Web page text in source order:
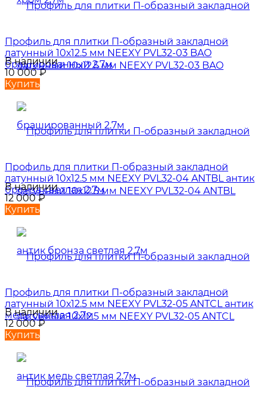
Профиль для плитки П-образный закладной
латунный 10х12.5 мм NEEXY PVL32-03 BAO
брашированный 2.7м
В наличии
10 000₽
Купить
Профиль для плитки П-образный закладной
латунный 10х12.5 мм NEEXY PVL32-04 ANTBL антик
бронза светлая 2.7м
В наличии
12 000₽
Купить
Профиль для плитки П-образный закладной
латунный 10х12.5 мм NEEXY PVL32-05 ANTCL антик
медь светлая 2.7м
В наличии
12 000₽
Купить